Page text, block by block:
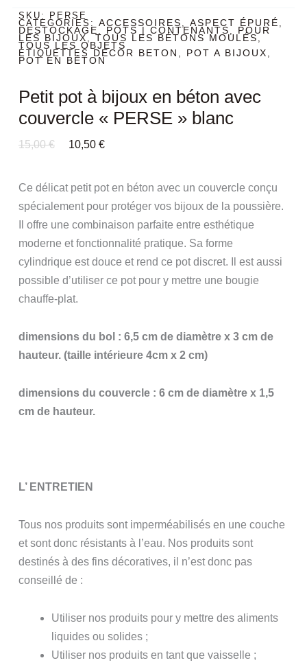
SKU: PERSE
CATEGORIES: ACCESSOIRES , ASPECT ÉPURÉ ,
DESTOCKAGE , POTS | CONTENANTS , POUR
LES BIJOUX , TOUS LES BÉTONS MOULÉS ,
TOUS LES OBJETS
ÉTIQUETTES DECOR BETON , POT A BIJOUX ,
POT EN BÉTON
Petit pot à bijoux en béton avec
couvercle « PERSE » blanc
15,00€
Le
Était :
10,50 €Le
Est :
10,50 €.
Ce délicat petit pot en béton avec un couvercle conçu
spécialement pour protéger vos bijoux de la poussière.
Il offre une combinaison parfaite entre esthétique
moderne et fonctionnalité pratique. Sa forme
cylindrique est douce et rend ce pot discret. Il est aussi
possible d’utiliser ce pot pour y mettre une bougie
chauffe-plat.
dimensions du bol : 6,5 cm de diamètre x 3 cm de
hauteur. (taille intérieure 4cm x 2 cm)
dimensions du couvercle : 6 cm de diamètre x 1,5
cm de hauteur.
L’ ENTRETIEN
Tous nos produits sont imperméabilisés en une couche
et sont donc résistants à l’eau. Nos produits sont
destinés à des fins décoratives, il n’est donc pas
conseillé de :
Utiliser nos produits pour y mettre des aliments
liquides ou solides ;
Utiliser nos produits en tant que vaisselle ;